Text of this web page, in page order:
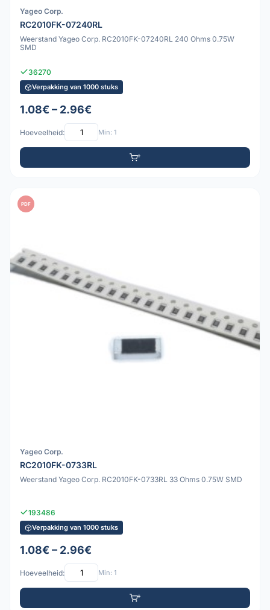
Yageo Corp.
RC2010FK-07240RL
Weerstand Yageo Corp. RC2010FK-07240RL 240 Ohms 0.75W
SMD
36270
Verpakking van 1000 stuks
1.08€ – 2.96€
Hoeveelheid: Min: 1
PDF
Yageo Corp.
RC2010FK-0733RL
Weerstand Yageo Corp. RC2010FK-0733RL 33 Ohms 0.75W SMD
193486
Verpakking van 1000 stuks
1.08€ – 2.96€
Hoeveelheid: Min: 1